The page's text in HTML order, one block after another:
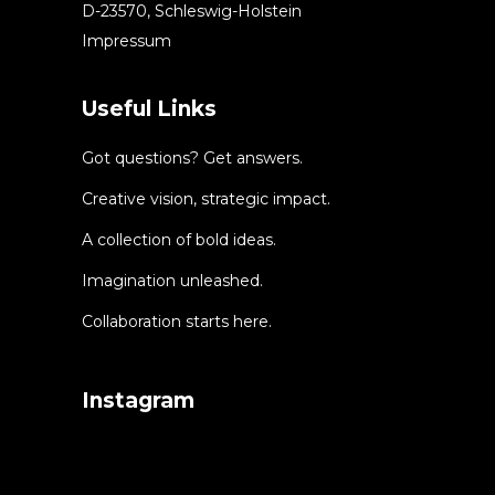
D-23570, Schleswig-Holstein
Impressum
Useful Links
Got questions? Get answers.
Creative vision, strategic impact.
A collection of bold ideas.
Imagination unleashed.
Collaboration starts here.
Instagram